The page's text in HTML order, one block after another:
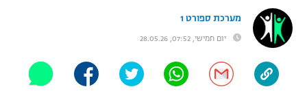
"מעל הליגה" – פודקאסט
בני יהודה
היאבקות WWE
אופניים
מערכת ספורט 1
יום חמישי, 07:52, 28.05.26